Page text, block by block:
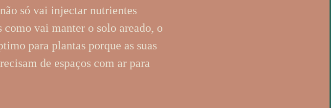
só vai injectar nutrientes
como vai manter o solo areado, o
para plantas porque as suas
de espaços com ar para